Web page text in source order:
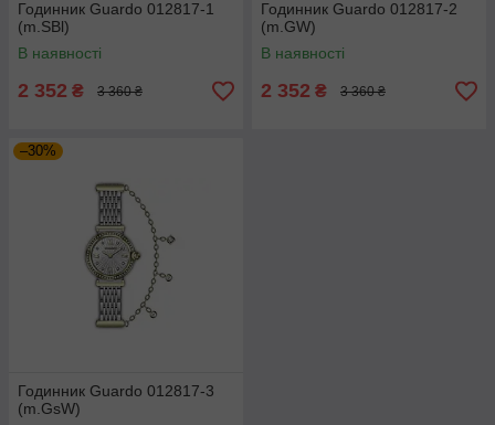
Годинник Guardo 012817-1
(m.SBl)
В наявності
2 352 ₴ 3 360 ₴
Годинник Guardo 012817-2
(m.GW)
В наявності
2 352 ₴ 3 360 ₴
–30%
Годинник Guardo 012817-3
(m.GsW)